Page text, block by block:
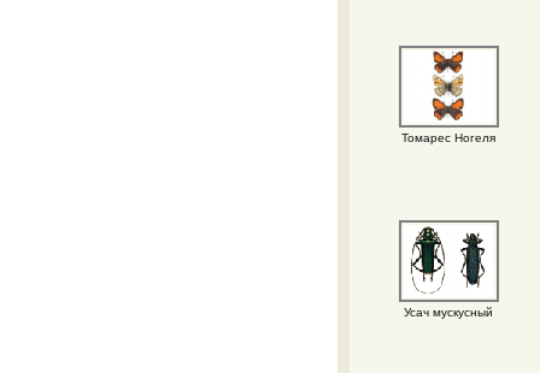
Томарес Ногеля
Усач мускусный